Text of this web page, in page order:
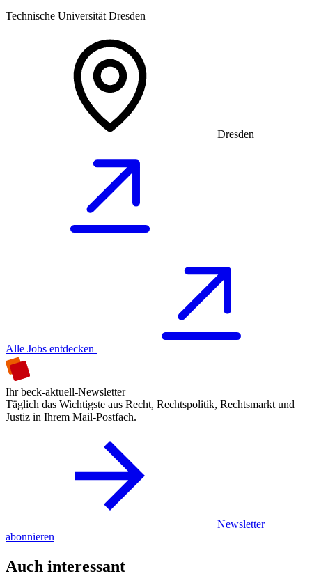
Technische Universität Dresden
Dresden
Alle Jobs entdecken
Ihr beck-aktuell-Newsletter
Täglich das Wichtigste aus Recht, Rechtspolitik, Rechtsmarkt und
Justiz in Ihrem Mail-Postfach.
Newsletter
abonnieren
Auch interessant